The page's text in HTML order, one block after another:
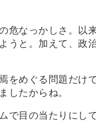
危なっかしさ。以
うと。加えて、政
をめぐる問題だけ
したからね。
で目の当たりにし